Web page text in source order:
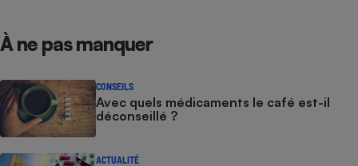
À ne pas manquer
CONSEILS
Avec quels médicaments le café est-il
déconseillé ?
ACTUALITÉ